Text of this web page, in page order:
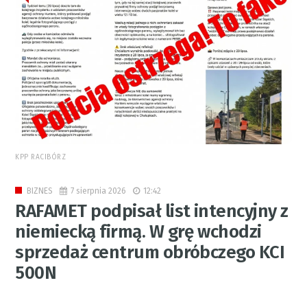
KPP RACIBÓRZ
BIZNES 7 sierpnia 2026 12:42
RAFAMET podpisał list intencyjny z
niemiecką firmą. W grę wchodzi
sprzedaż centrum obróbczego KCI
500N